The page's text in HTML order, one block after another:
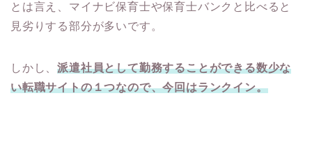
とは言え、マイナビ保育士や保育士バンクと比べると
見劣りする部分が多いです。
しかし、派遣社員として勤務することができる数少な
い転職サイトの１つなので、今回はランクイン。